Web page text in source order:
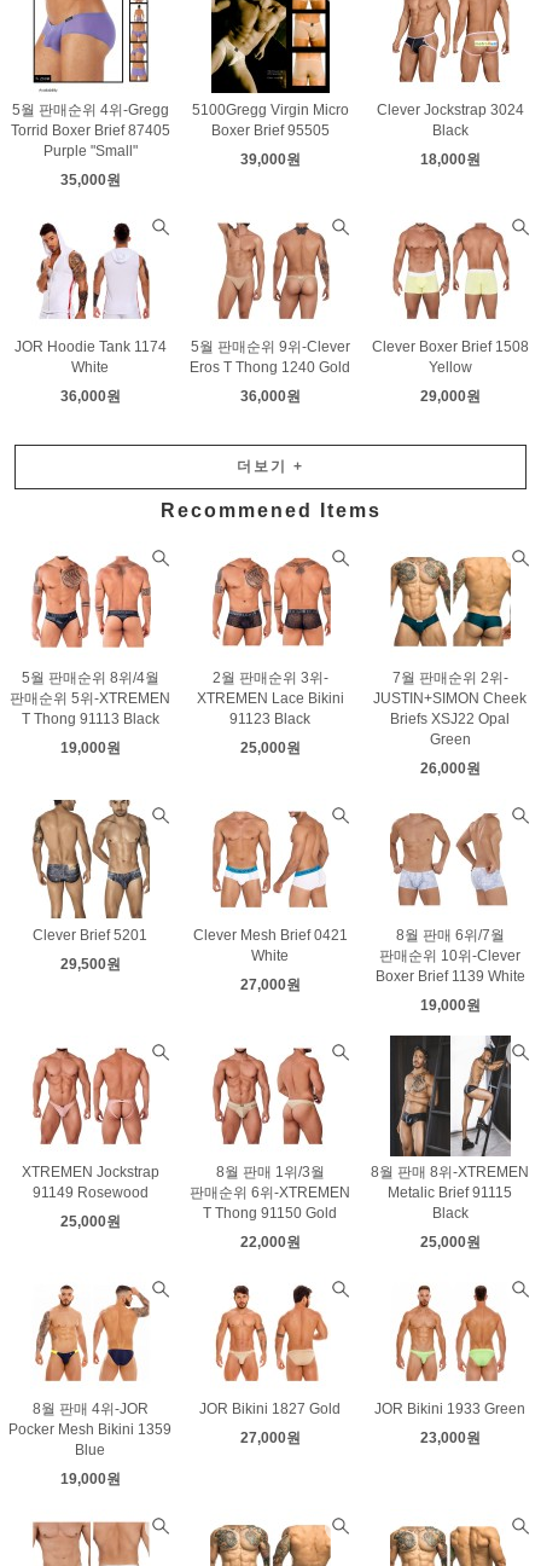
5월 판매순위 4위-Gregg
Torrid Boxer Brief 87405
Purple "Small"
35,000원
5100Gregg Virgin Micro
Boxer Brief 95505
39,000원
Clever Jockstrap 3024
Black
18,000원
JOR Hoodie Tank 1174
White
36,000원
5월 판매순위 9위-Clever
Eros T Thong 1240 Gold
36,000원
Clever Boxer Brief 1508
Yellow
29,000원
더보기 +
Recommened Items
5월 판매순위 8위/4월
판매순위 5위-XTREMEN
T Thong 91113 Black
19,000원
2월 판매순위 3위-
XTREMEN Lace Bikini
91123 Black
25,000원
7월 판매순위 2위-
JUSTIN+SIMON Cheek
Briefs XSJ22 Opal
Green
26,000원
Clever Brief 5201
29,500원
Clever Mesh Brief 0421
White
27,000원
8월 판매 6위/7월
판매순위 10위-Clever
Boxer Brief 1139 White
19,000원
XTREMEN Jockstrap
91149 Rosewood
25,000원
8월 판매 1위/3월
판매순위 6위-XTREMEN
T Thong 91150 Gold
22,000원
8월 판매 8위-XTREMEN
Metalic Brief 91115
Black
25,000원
8월 판매 4위-JOR
Pocker Mesh Bikini 1359
Blue
19,000원
JOR Bikini 1827 Gold
27,000원
JOR Bikini 1933 Green
23,000원